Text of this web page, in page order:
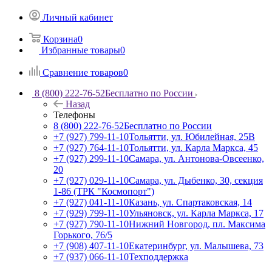
Личный кабинет
Корзина0
Избранные товары0
Сравнение товаров0
8 (800) 222-76-52Бесплатно по России
Назад
Телефоны
8 (800) 222-76-52Бесплатно по России
+7 (927) 799-11-10Тольятти, ул. Юбилейная, 25В
+7 (927) 764-11-10Тольятти, ул. Карла Маркса, 45
+7 (927) 299-11-10Самара, ул. Антонова-Овсеенко,
20
+7 (927) 029-11-10Самара, ул. Дыбенко, 30, секция
1-86 (ТРК "Космопорт")
+7 (927) 041-11-10Казань, ул. Спартаковская, 14
+7 (929) 799-11-10Ульяновск, ул. Карла Маркса, 17
+7 (927) 790-11-10Нижний Новгород, пл. Максима
Горького, 76/5
+7 (908) 407-11-10Екатеринбург, ул. Малышева, 73
+7 (937) 066-11-10Техподдержка